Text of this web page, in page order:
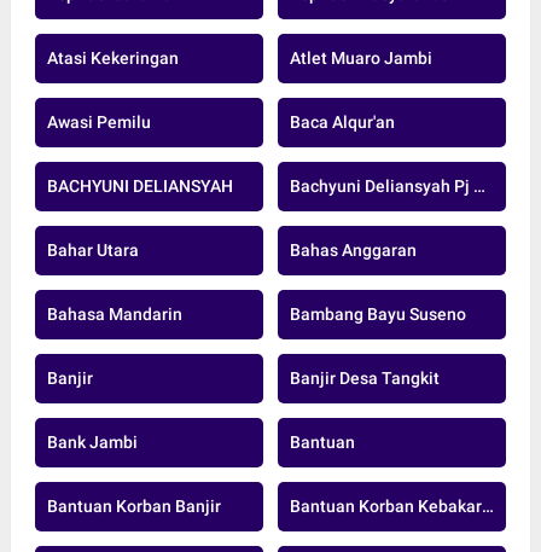
Atasi Kekeringan Atlet Muaro Jambi
Awasi Pemilu Baca Alqur'an
BACHYUNI DELIANSYAH Bachyuni Deliansyah Pj Bupati Muaro Jambi
Bahar Utara Bahas Anggaran
Bahasa Mandarin Bambang Bayu Suseno
Banjir Banjir Desa Tangkit
Bank Jambi Bantuan
Bantuan Korban Banjir Bantuan Korban Kebakaran